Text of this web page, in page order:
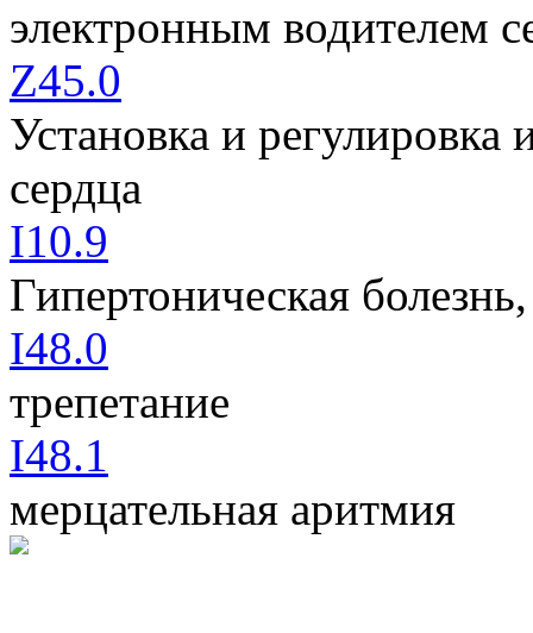
электронным водителем
Z45.0
Установка и регулировка
сердца
I10.9
Гипертоническая
I48.0
трепетание
I48.1
мерцательная аритмия